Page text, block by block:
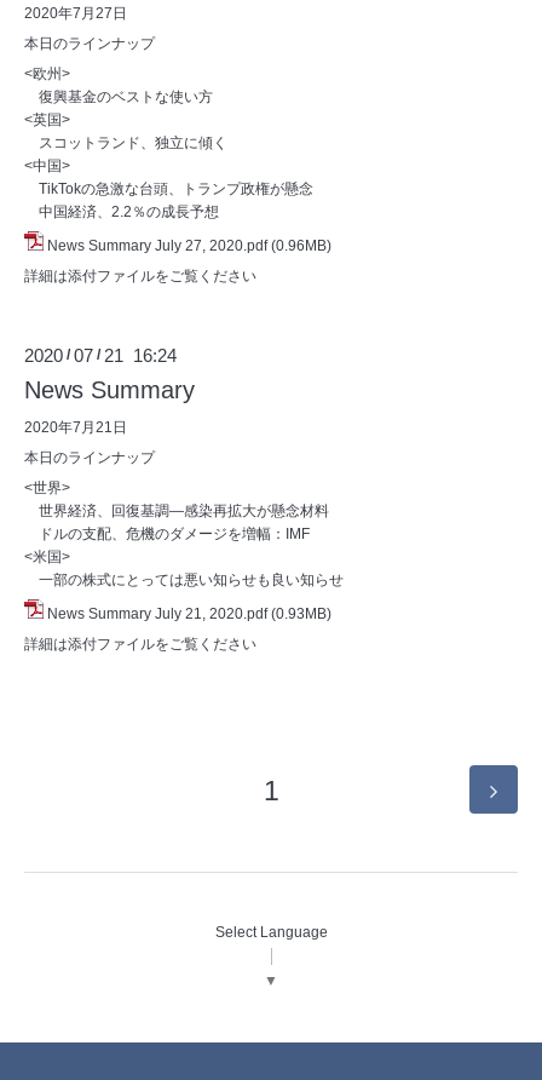
2020年7月27日
本日のラインナップ
<欧州>
復興基金のベストな使い方
<英国>
スコットランド、独立に傾く
<中国>
TikTokの急激な台頭、トランプ政権が懸念
中国経済、2.2％の成長予想
News Summary July 27, 2020.pdf (0.96MB)
詳細は添付ファイルをご覧ください
2020 /07 / 21 16:24
News Summary
2020年7月21日
本日のラインナップ
<世界>
世界経済、回復基調―感染再拡大が懸念材料
ドルの支配、危機のダメージを増幅：IMF
<米国>
一部の株式にとっては悪い知らせも良い知らせ
News Summary July 21, 2020.pdf (0.93MB)
詳細は添付ファイルをご覧ください
1
Select Language
▼